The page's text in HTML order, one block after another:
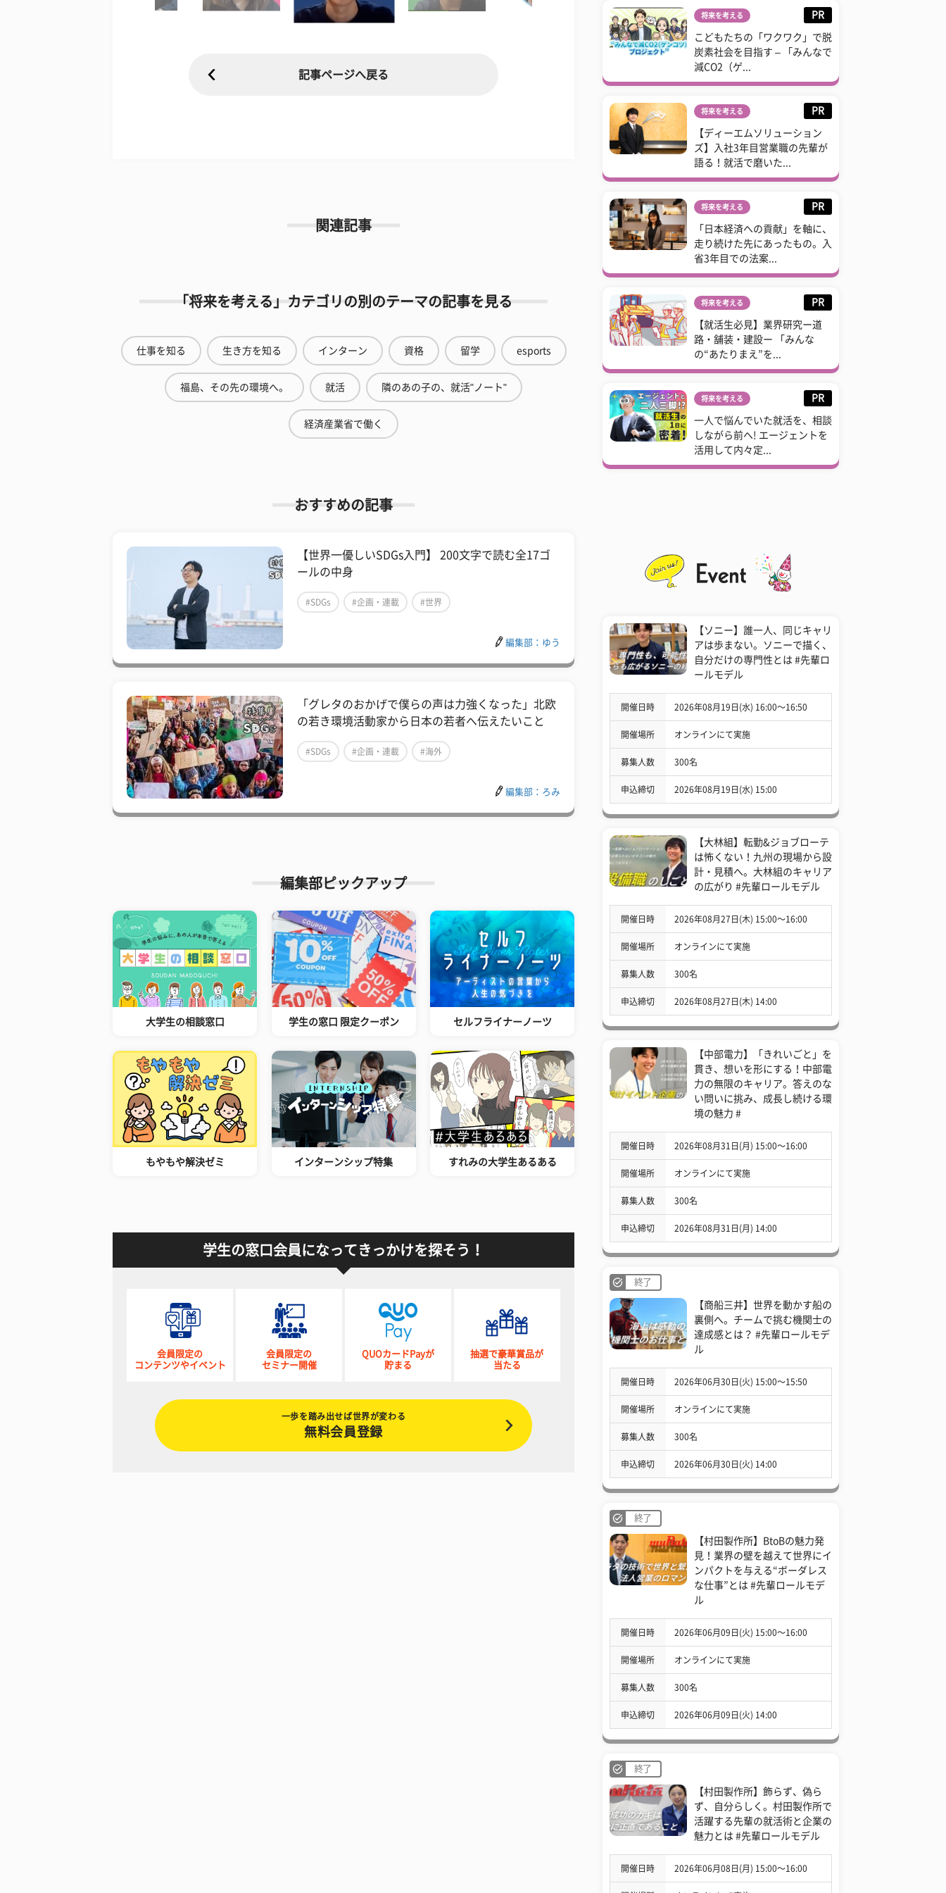
記事ページへ戻る
関連記事
「将来を考える」カテゴリの別のテーマの記事を見る
仕事を知る 生き方を知る インターン 資格 留学 esports
福島、その先の環境へ。 就活 隣のあの子の、就活"ノート"
経済産業省で働く
おすすめの記事
【世界一優しいSDGs入門】 200文字で読む全17ゴ
ールの中身
#SDGs #企画・連載 #世界
編集部：ゆう
「グレタのおかげで僕らの声は力強くなった」北欧
の若き環境活動家から日本の若者へ伝えたいこと
#SDGs #企画・連載 #海外
編集部：ろみ
編集部ピックアップ
大学生の相談窓口 学生の窓口 限定クーポン セルフライナーノーツ
もやもや解決ゼミ インターンシップ特集 すれみの大学生あるある
学生の窓口会員になってきっかけを探そう！
会員限定の
コンテンツやイベント
会員限定の
セミナー開催
QUOカードPayが
貯まる
抽選で豪華賞品が
当たる
一歩を踏み出せば世界が変わる
無料会員登録
将来を考える PR
こどもたちの「ワクワク」で脱
炭素社会を目指す – 「みんなで
減CO2（ゲ...
将来を考える PR
【ディーエムソリューション
ズ】入社3年目営業職の先輩が
語る！就活で磨いた...
将来を考える PR
「日本経済への貢献」を軸に、
走り続けた先にあったもの。入
省3年目での法案...
将来を考える PR
【就活生必見】業界研究ー道
路・舗装・建設ー 「みんな
の“あたりまえ”を...
将来を考える PR
一人で悩んでいた就活を、相談
しながら前へ! エージェントを
活用して内々定...
【ソニー】誰一人、同じキャリ
アは歩まない。ソニーで描く、
自分だけの専門性とは #先輩ロ
ールモデル
開催日時 2026年08月19日(水) 16:00〜16:50
開催場所 オンラインにて実施
募集人数 300名
申込締切 2026年08月19日(水) 15:00
【大林組】転勤&ジョブローテ
は怖くない！九州の現場から設
計・見積へ。大林組のキャリア
の広がり #先輩ロールモデル
開催日時 2026年08月27日(木) 15:00〜16:00
開催場所 オンラインにて実施
募集人数 300名
申込締切 2026年08月27日(木) 14:00
【中部電力】「きれいごと」を
貫き、想いを形にする！中部電
力の無限のキャリア。答えのな
い問いに挑み、成長し続ける環
境の魅力 #
開催日時 2026年08月31日(月) 15:00〜16:00
開催場所 オンラインにて実施
募集人数 300名
申込締切 2026年08月31日(月) 14:00
終了
【商船三井】世界を動かす船の
裏側へ。チームで挑む機関士の
達成感とは？ #先輩ロールモデ
ル
開催日時 2026年06月30日(火) 15:00〜15:50
開催場所 オンラインにて実施
募集人数 300名
申込締切 2026年06月30日(火) 14:00
終了
【村田製作所】BtoBの魅力発
見！業界の壁を越えて世界にイ
ンパクトを与える“ボーダレス
な仕事”とは #先輩ロールモデ
ル
開催日時 2026年06月09日(火) 15:00〜16:00
開催場所 オンラインにて実施
募集人数 300名
申込締切 2026年06月09日(火) 14:00
終了
【村田製作所】飾らず、偽ら
ず、自分らしく。村田製作所で
活躍する先輩の就活術と企業の
魅力とは #先輩ロールモデル
開催日時 2026年06月08日(月) 15:00〜16:00